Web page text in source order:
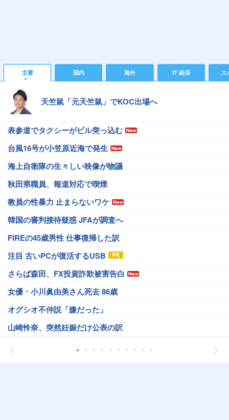
主要 国内 海外 IT 経済 ス
天竺鼠「元天竺鼠」でKOC出場へ
表参道でタクシーがビル突っ込む
台風16号が小笠原近海で発生
海上自衛隊の生々しい映像が物議
秋田県職員、報道対応で喫煙
教員の性暴力 止まらないワケ
韓国の審判接待疑惑 JFAが調査へ
FIREの45歳男性 仕事復帰した訳
注目 古いPCが復活するUSB
さらば森田、FX投資詐欺被害告白
女優・小川眞由美さん死去 86歳
オグシオ不仲説「嫌だった」
山崎怜奈、突然妊娠だけ公表の訳